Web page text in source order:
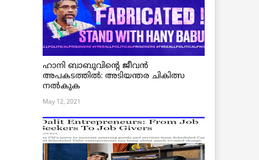
ഹാനി ബാബുവിന്റെ ജീവൻ
അപകടത്തിൽ: അടിയന്തര ചികിത്സ
നൽകുക
May 12, 2021